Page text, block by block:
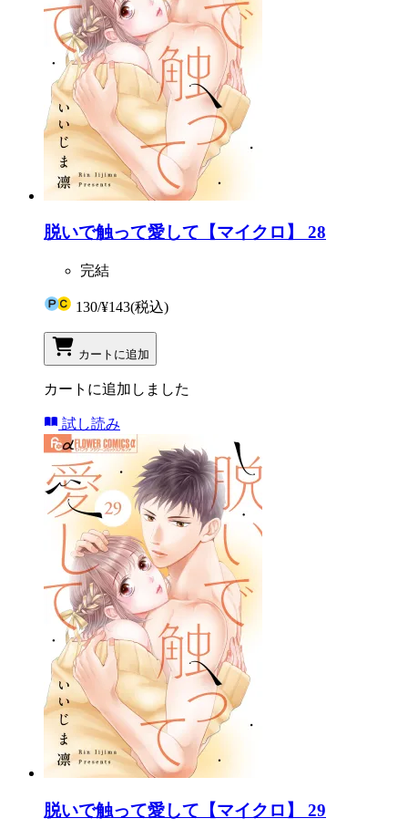
脱いで触って愛して【マイクロ】 28
完結
130/¥143(税込)
カートに追加
カートに追加しました
試し読み
脱いで触って愛して【マイクロ】 29